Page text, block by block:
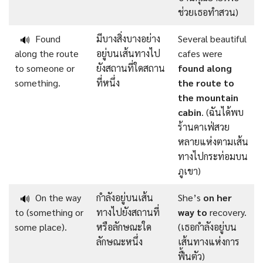
ช่วยเธอทำสวน)
🔊 Found
along the route
to someone or
something.
มีบางสิ่งบางอย่าง
อยู่บนเส้นทางไป
ยังสถานที่ใดสถาน
ที่หนึ่ง
Several beautiful
cafes were
found along
the route to
the mountain
cabin. (ฉันได้พบ
ร้านคาเฟ่สวย
หลายแห่งตามเส้น
ทางไปกระท่อมบน
ภูเขา)
🔊 On the way
to (something or
some place).
กำลังอยู่บนเส้น
ทางไปยังสถานที่
หรือลักษณะใด
ลักษณะหนึ่ง
She’s on her
way to recovery.
(เธอกำลังอยู่บน
เส้นทางแห่งการ
ฟื้นตัว)